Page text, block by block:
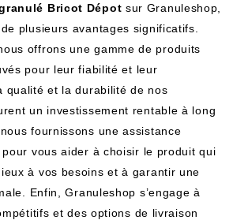
Bricot Dépot sur Granuleshop,
plusieurs avantages significatifs.
offrons une gamme de produits
pour leur fiabilité et leur
qualité et la durabilité de nos
un investissement rentable à long
fournissons une assistance
vous aider à choisir le produit qui
à vos besoins et à garantir une
Enfin, Granuleshop s’engage à
et des options de livraison